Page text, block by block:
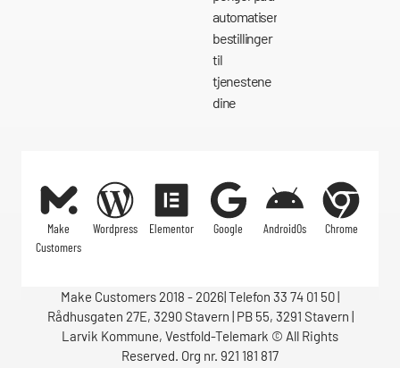
automatisere
bestillinger
til
tjenestene
dine
Make
Customers
Wordpress Elementor Google AndroidOs Chrome
Make Customers 2018 - 2026| Telefon 33 74 01 50 |
Rådhusgaten 27E, 3290 Stavern | PB 55, 3291 Stavern |
Larvik Kommune, Vestfold-Telemark © All Rights
Reserved. Org nr. 921 181 817